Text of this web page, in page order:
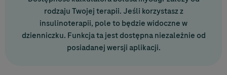
rodzaju Twojej terapii. Jeśli korzystasz z
insulinoterapii, pole to będzie widoczne w
dzienniczku. Funkcja ta jest dostępna niezależnie od
posiadanej wersji aplikacji.